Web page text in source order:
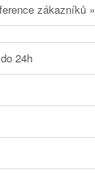
zákazníků »
24h